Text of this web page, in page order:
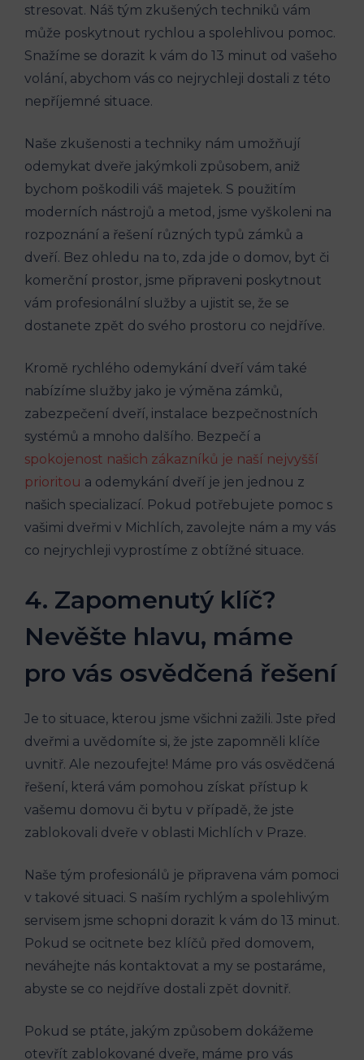
stresovat. Náš tým zkušených techniků vám
může poskytnout rychlou a spolehlivou pomoc.
Snažíme se dorazit k vám do 13 minut od vašeho
volání, abychom vás co nejrychleji dostali z této
nepříjemné situace.
Naše zkušenosti a techniky nám umožňují
odemykat dveře jakýmkoli způsobem, aniž
bychom poškodili váš majetek. S použitím
moderních nástrojů a metod, jsme vyškoleni na
rozpoznání a řešení různých typů zámků a
dveří. Bez ohledu na to, zda jde o domov, byt či
komerční prostor, jsme připraveni poskytnout
vám profesionální služby a ujistit se, že se
dostanete zpět do svého prostoru co nejdříve.
Kromě rychlého odemykání dveří vám také
nabízíme služby jako je výměna zámků,
zabezpečení dveří, instalace bezpečnostních
systémů a mnoho dalšího. Bezpečí a
spokojenost našich zákazníků je naší nejvyšší
prioritou a odemykání dveří je jen jednou z
našich specializací. Pokud potřebujete pomoc s
vašimi dveřmi v Michlích, zavolejte nám a my vás
co nejrychleji vyprostíme z obtížné situace.
4. Zapomenutý klíč?
Nevěšte hlavu, máme
pro vás osvědčená řešení
Je to situace, kterou jsme všichni zažili. Jste před
dveřmi a uvědomíte si, že jste zapomněli klíče
uvnitř. Ale nezoufejte! Máme pro vás osvědčená
řešení, která vám pomohou získat přístup k
vašemu domovu či bytu v případě, že jste
zablokovali dveře v oblasti Michlích v Praze.
Naše tým profesionálů je připravena vám pomoci
v takové situaci. S naším rychlým a spolehlivým
servisem jsme schopni dorazit k vám do 13 minut.
Pokud se ocitnete bez klíčů před domovem,
neváhejte nás kontaktovat a my se postaráme,
abyste se co nejdříve dostali zpět dovnitř.
Pokud se ptáte, jakým způsobem dokážeme
otevřít zablokované dveře, máme pro vás